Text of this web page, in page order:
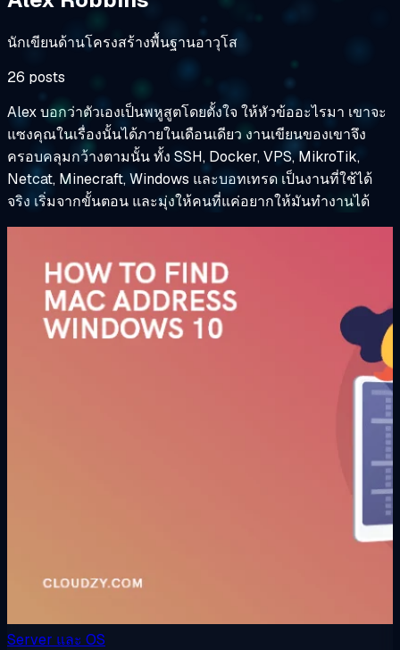
นักเขียนด้านโครงสร้างพื้นฐานอาวุโส
26 posts
Alex บอกว่าตัวเองเป็นพหูสูตโดยตั้งใจ ให้หัวข้ออะไรมา เขาจะ
แซงคุณในเรื่องนั้นได้ภายในเดือนเดียว งานเขียนของเขาจึง
ครอบคลุมกว้างตามนั้น ทั้ง SSH, Docker, VPS, MikroTik,
Netcat, Minecraft, Windows และบอทเทรด เป็นงานที่ใช้ได้
จริง เริ่มจากขั้นตอน และมุ่งให้คนที่แค่อยากให้มันทำงานได้
Server และ OS